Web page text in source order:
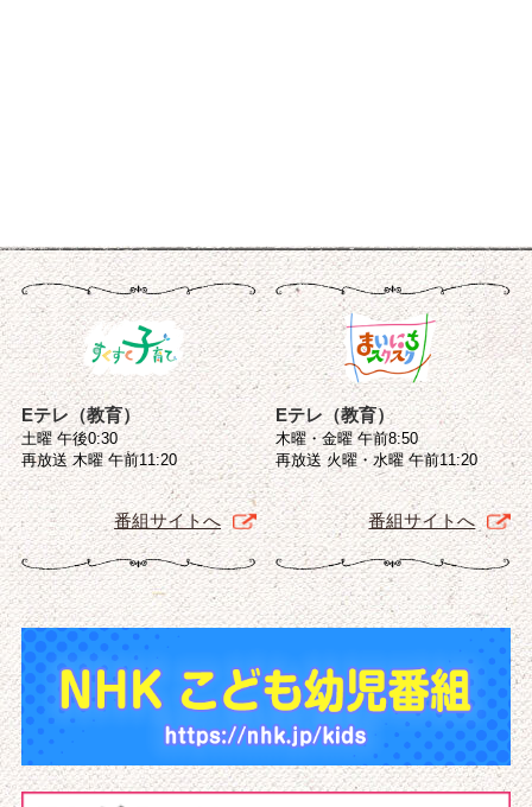
Eテレ（教育）
土曜 午後0:30
再放送 木曜 午前11:20
番組サイトへ
Eテレ（教育）
木曜・金曜 午前8:50
再放送 火曜・水曜 午前11:20
番組サイトへ